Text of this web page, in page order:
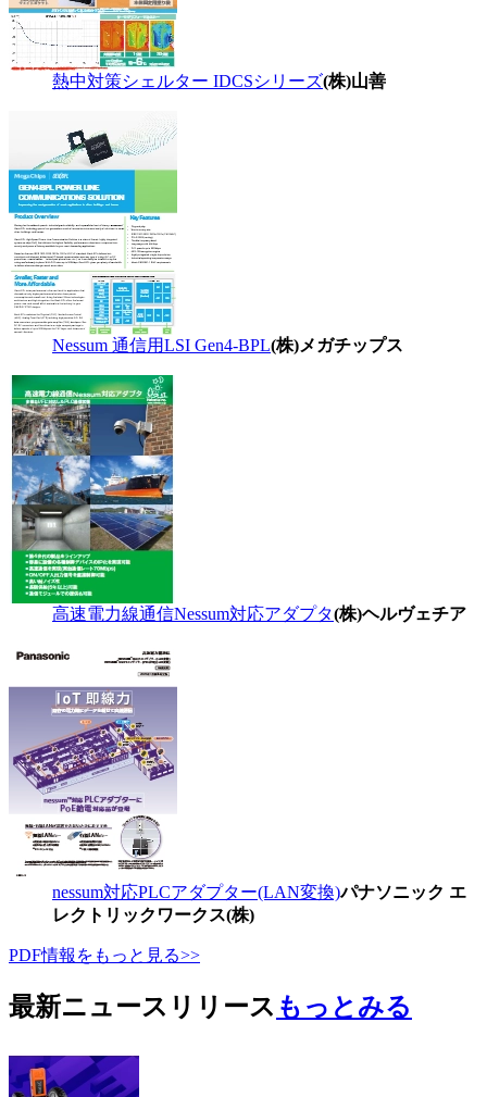
熱中対策シェルター IDCSシリーズ(株)山善
Nessum 通信用LSI Gen4-BPL(株)メガチップス
高速電力線通信Nessum対応アダプタ(株)ヘルヴェチア
nessum対応PLCアダプター(LAN変換)パナソニック エ
レクトリックワークス(株)
PDF情報をもっと見る>>
最新ニュースリリース もっとみる